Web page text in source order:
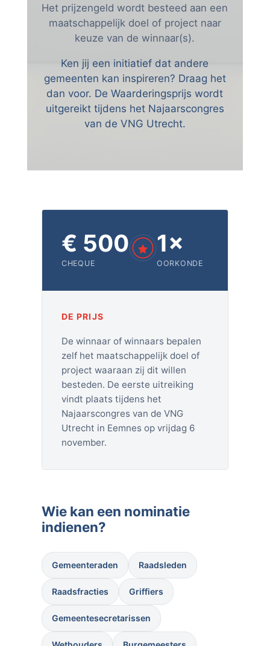
Het prijzengeld wordt besteed aan een
maatschappelijk doel of project naar
keuze van de winnaar(s).
Ken jij een initiatief dat andere
gemeenten kan inspireren? Draag het
dan voor. De Waarderingsprijs wordt
uitgereikt tijdens het Najaarscongres
van de VNG Utrecht.
€ 500
CHEQUE
1×
OORKONDE
DE PRIJS
De winnaar of winnaars bepalen
zelf het maatschappelijk doel of
project waaraan zij dit willen
besteden. De eerste uitreiking
vindt plaats tijdens het
Najaarscongres van de VNG
Utrecht in Eemnes op vrijdag 6
november.
Wie kan een nominatie
indienen?
Gemeenteraden Raadsleden
Raadsfracties Griffiers
Gemeentesecretarissen